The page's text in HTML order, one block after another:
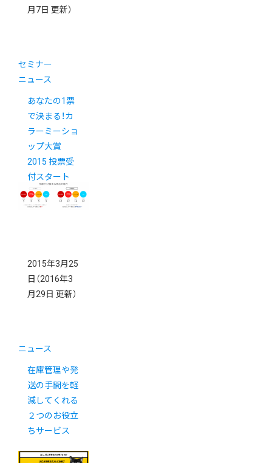
月7日 更新）
セミナー
ニュース
あなたの1票
で決まる！カ
ラーミーショ
ップ大賞
2015 投票受
付スタート
2015年3月25
日 （2016年3
月29日 更新）
ニュース
在庫管理や発
送の手間を軽
減してくれる
２つのお役立
ちサービス